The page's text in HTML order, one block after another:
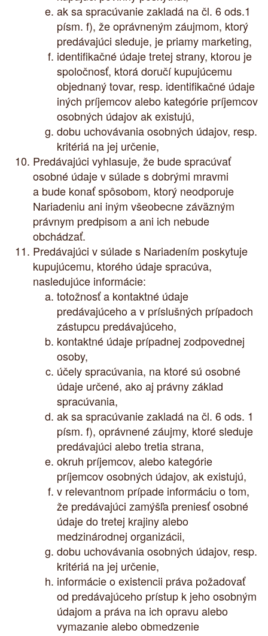
ak sa spracúvanie zakladá na čl. 6 ods.1
písm. f), že oprávneným záujmom, ktorý
predávajúci sleduje, je priamy marketing,
identifikačné údaje tretej strany, ktorou je
spoločnosť, ktorá doručí kupujúcemu
objednaný tovar, resp. identifikačné údaje
iných príjemcov alebo kategórie príjemcov
osobných údajov ak existujú,
dobu uchovávania osobných údajov, resp.
kritériá na jej určenie,
Predávajúci vyhlasuje, že bude spracúvať
osobné údaje v súlade s dobrými mravmi
a bude konať spôsobom, ktorý neodporuje
Nariadeniu ani iným všeobecne záväzným
právnym predpisom a ani ich nebude
obchádzať.
Predávajúci v súlade s Nariadením poskytuje
kupujúcemu, ktorého údaje spracúva,
nasledujúce informácie:
totožnosť a kontaktné údaje
predávajúceho a v príslušných prípadoch
zástupcu predávajúceho,
kontaktné údaje prípadnej zodpovednej
osoby,
účely spracúvania, na ktoré sú osobné
údaje určené, ako aj právny základ
spracúvania,
ak sa spracúvanie zakladá na čl. 6 ods. 1
písm. f), oprávnené záujmy, ktoré sleduje
predávajúci alebo tretia strana,
okruh príjemcov, alebo kategórie
príjemcov osobných údajov, ak existujú,
v relevantnom prípade informáciu o tom,
že predávajúci zamýšľa preniesť osobné
údaje do tretej krajiny alebo
medzinárodnej organizácii,
dobu uchovávania osobných údajov, resp.
kritériá na jej určenie,
informácie o existencii práva požadovať
od predávajúceho prístup k jeho osobným
údajom a práva na ich opravu alebo
vymazanie alebo obmedzenie